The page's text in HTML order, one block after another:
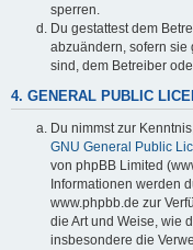
sperren.
Du gestattest dem
abzuändern, sofern sie
sind, dem Betreiber
4. GENERAL PUBLIC
Du nimmst zur
GNU General Public
von phpBB Limited
Informationen werden
www.phpbb.de zur
die Art und Weise, wie
insbesondere die